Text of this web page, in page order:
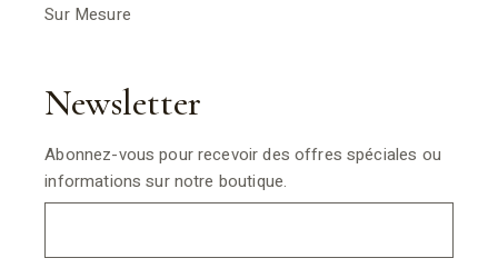
Sur Mesure
Newsletter
Abonnez-vous pour recevoir des offres spéciales ou
informations sur notre boutique.